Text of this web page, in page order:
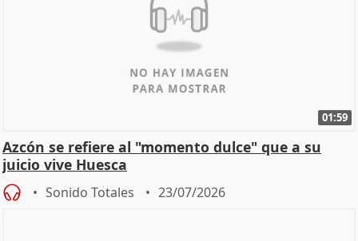
01:59
Azcón se refiere al "momento dulce" que a su
juicio vive Huesca
Sonido Totales 23/07/2026